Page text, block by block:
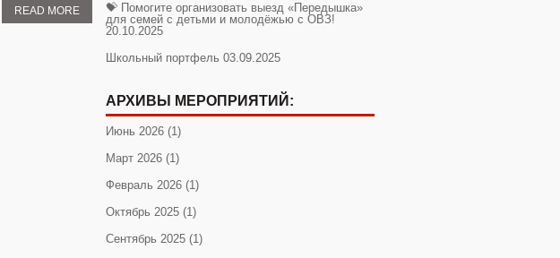
READ MORE
💝 Помогите организовать выезд «Передышка»
для семей с детьми и молодёжью с ОВЗ!
20.10.2025
Школьный портфель 03.09.2025
АРХИВЫ МЕРОПРИЯТИЙ:
Июнь 2026 (1)
Март 2026 (1)
Февраль 2026 (1)
Октябрь 2025 (1)
Сентябрь 2025 (1)